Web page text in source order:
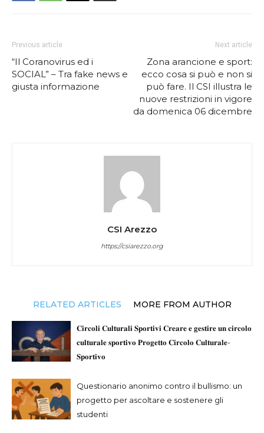
Previous article
“Il Coranovirus ed i
SOCIAL” – Tra fake news e
giusta informazione
Next article
Zona arancione e sport:
ecco cosa si può e non si
può fare. Il CSI illustra le
nuove restrizioni in vigore
da domenica 06 dicembre
CSI Arezzo
https://csiarezzo.org
RELATED ARTICLES MORE FROM AUTHOR
𝐂𝐢𝐫𝐜𝐨𝐥𝐢 𝐂𝐮𝐥𝐭𝐮𝐫𝐚𝐥𝐢 𝐒𝐩𝐨𝐫𝐭𝐢𝐯𝐢 𝐂𝐫𝐞𝐚𝐫𝐞 𝐞 𝐠𝐞𝐬𝐭𝐢𝐫𝐞 𝐮𝐧 𝐜𝐢𝐫𝐜𝐨𝐥𝐨
𝐜𝐮𝐥𝐭𝐮𝐫𝐚𝐥𝐞 𝐬𝐩𝐨𝐫𝐭𝐢𝐯𝐨 𝐏𝐫𝐨𝐠𝐞𝐭𝐭𝐨 𝐂𝐢𝐫𝐜𝐨𝐥𝐨 𝐂𝐮𝐥𝐭𝐮𝐫𝐚𝐥𝐞-
𝐒𝐩𝐨𝐫𝐭𝐢𝐯𝐨
Questionario anonimo contro il bullismo: un
progetto per ascoltare e sostenere gli
studenti